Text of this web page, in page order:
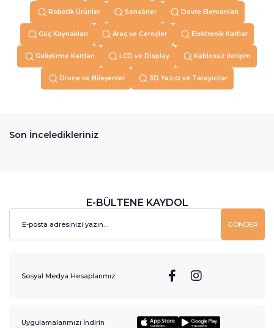
Robotik Ürünler Sensörler Devre Elemanları
Güç Kaynakları Araç ve Gereçler Elektronik Kartlar
Geliştirme Kartları LCD ve Display Kablosuz İletişim
Drone ve Bileşenler 3D Yazıcı ve Tarayıcılar
Son İnceledikleriniz
E-BÜLTENE KAYDOL
GÖNDER
Sosyal Medya Hesaplarımız
Uygulamalarımızı İndirin